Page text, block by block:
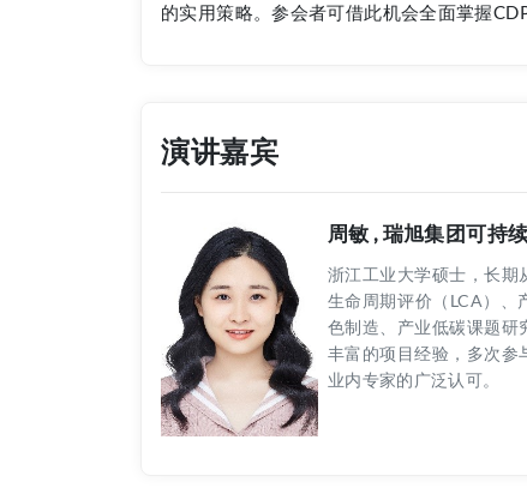
的实用策略。参会者可借此机会全面掌握
演讲嘉宾
周敏 , 瑞旭集团可持
浙江工业大学硕士，长期
生命周期评价（LCA）、
色制造、产业低碳课题研
丰富的项目经验，多次参
业内专家的广泛认可。